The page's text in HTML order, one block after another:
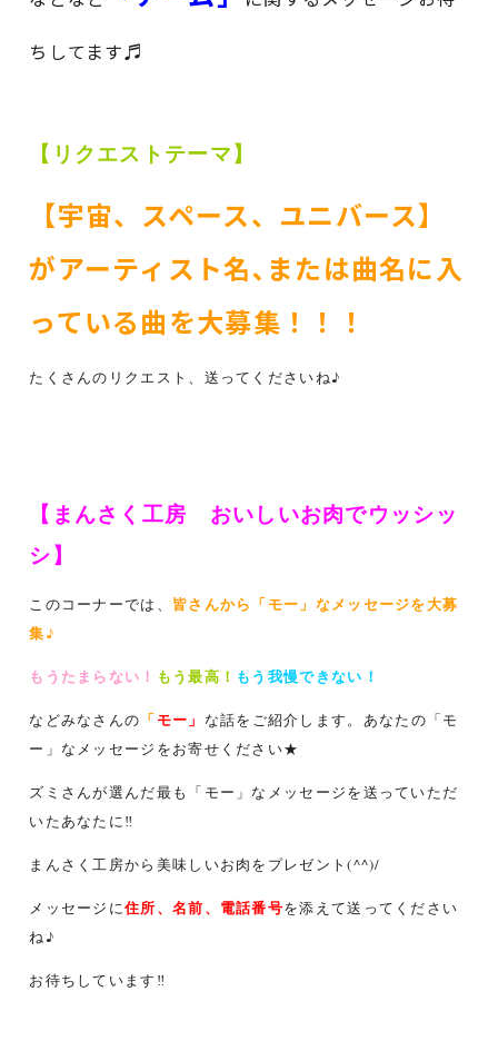
ちしてます♬
【リクエストテーマ】
【宇宙、スペース、ユニバース】
がアーティスト名､または曲名に入
っている曲を大募集 ！！！
たくさんのリクエスト、送ってくださいね♪
【まんさく工房 おいしいお肉でウッシッ
シ】
このコーナーでは、 皆さんから「モー」なメッセージを大募
集♪
もうたまらない！ もう最高！ もう我慢できない！
などみなさんの 「モー」 な話をご紹介します。あなたの「モ
ー」なメッセージをお寄せください★
ズミさんが選んだ最も「モー」なメッセージを送っていただ
いたあなたに‼
まんさく工房から美味しいお肉をプレゼント(^^)/
メッセージに住所、名前、電話番号を添えて送ってください
ね♪
お待ちしています‼